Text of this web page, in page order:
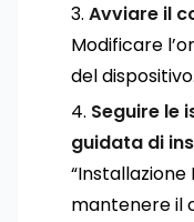
Avviare il
Modificare
del dispositivo.
Seguire le
guidata di
mantenere il